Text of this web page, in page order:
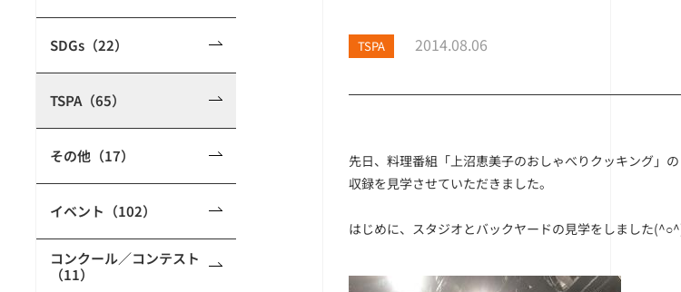
SDGs（22）
TSPA（65）
その他（17）
イベント（102）
コンクール／コンテスト
（11）
TSPA 2014.08.06
先日、料理番組「上沼恵美子のおしゃべりクッキング」の
収録を見学させていただきました。
はじめに、スタジオとバックヤードの見学をしました